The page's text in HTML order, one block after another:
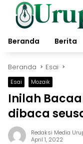
Langsung
konten
Beranda
Berita
Beranda Esai
Esai Mozaik
Inilah
dibaca
Redaksi Media
April 1, 2022